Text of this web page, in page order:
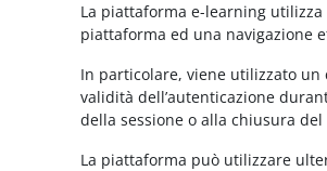
La piattaforma e-learning
piattaforma ed una navigazione
In particolare, viene utilizzato un
validità dell’autenticazione
della sessione o alla chiusura
La piattaforma può utilizzare